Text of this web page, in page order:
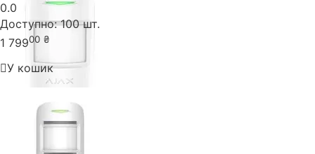
0.0
Доступно: 100 шт.
1 79900 ₴
У кошик